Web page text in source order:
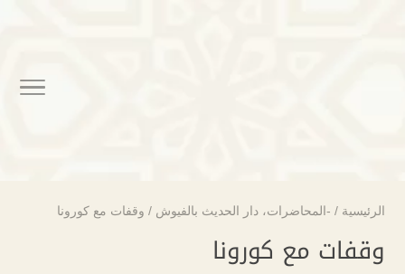
الرئيسية / -المحاضرات، دار الحديث بالفيوش / وقفات مع كورونا
وقفات مع كورونا